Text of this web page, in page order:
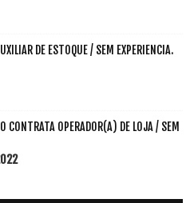
DE ESTOQUE / SEM EXPERIENCIA.
CONTRATA OPERADOR(A) DE LOJA / SEM